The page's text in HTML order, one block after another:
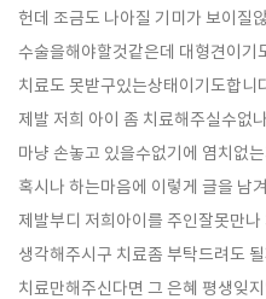
헌데 조금도 나아질 기미가 보이질
수술을해야할것같은데 대형견이기
치료도 못받구있는상태이기도합니
제발 저희 아이 좀 치료해주실수없
마냥 손놓고 있을수없기에 염치없
혹시나 하는마음에 이렇게 글을 남
제발부디 저희아이를 주인잘못만
생각해주시구 치료좀 부탁드려도
치료만해주신다면 그 은혜 평생잊지